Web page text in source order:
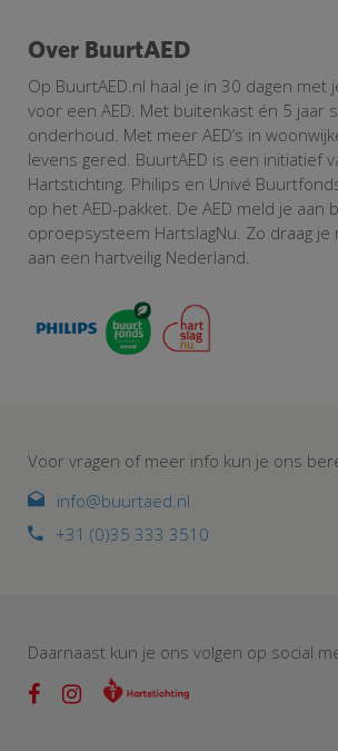
Over BuurtAED
Op BuurtAED.nl haal je in 30 dagen met
voor een AED. Met buitenkast én 5 jaar
onderhoud. Met meer AED’s in
levens gered. BuurtAED is een initiatief
Hartstichting. Philips en Univé
op het AED-pakket. De AED meld je aan
oproepsysteem HartslagNu. Zo draag
aan een hartveilig Nederland.
Voor vragen of meer info kun je ons
info@buurtaed.nl
+31 (0)35 333 3510
Daarnaast kun je ons volgen op social